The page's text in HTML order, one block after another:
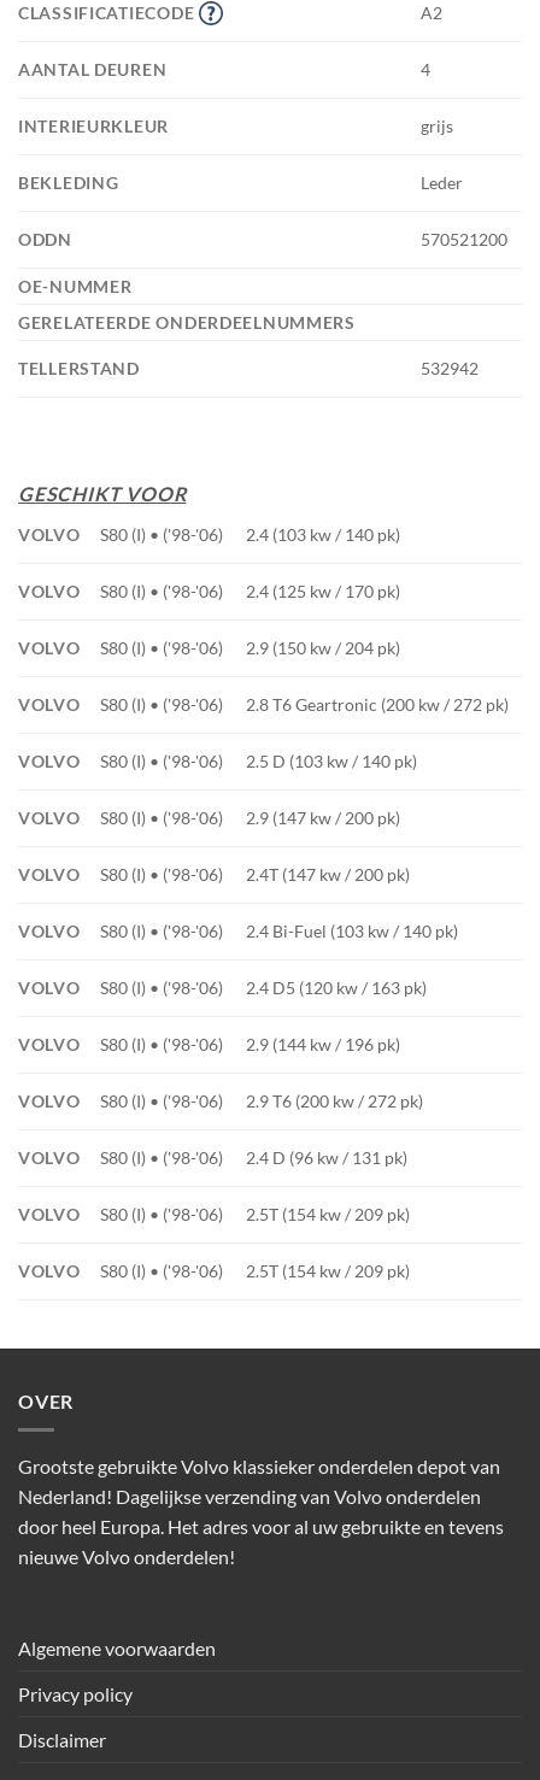
CLASSIFICATIECODE A2
AANTAL DEUREN 4
INTERIEURKLEUR grijs
BEKLEDING Leder
ODDN 570521200
OE-NUMMER
GERELATEERDE ONDERDEELNUMMERS
TELLERSTAND 532942
GESCHIKT VOOR
VOLVO S80 (I) • ('98-'06) 2.4 (103 kw / 140 pk)
VOLVO S80 (I) • ('98-'06) 2.4 (125 kw / 170 pk)
VOLVO S80 (I) • ('98-'06) 2.9 (150 kw / 204 pk)
VOLVO S80 (I) • ('98-'06) 2.8 T6 Geartronic (200 kw / 272 pk)
VOLVO S80 (I) • ('98-'06) 2.5 D (103 kw / 140 pk)
VOLVO S80 (I) • ('98-'06) 2.9 (147 kw / 200 pk)
VOLVO S80 (I) • ('98-'06) 2.4T (147 kw / 200 pk)
VOLVO S80 (I) • ('98-'06) 2.4 Bi-Fuel (103 kw / 140 pk)
VOLVO S80 (I) • ('98-'06) 2.4 D5 (120 kw / 163 pk)
VOLVO S80 (I) • ('98-'06) 2.9 (144 kw / 196 pk)
VOLVO S80 (I) • ('98-'06) 2.9 T6 (200 kw / 272 pk)
VOLVO S80 (I) • ('98-'06) 2.4 D (96 kw / 131 pk)
VOLVO S80 (I) • ('98-'06) 2.5T (154 kw / 209 pk)
VOLVO S80 (I) • ('98-'06) 2.5T (154 kw / 209 pk)
OVER
Grootste gebruikte Volvo klassieker onderdelen depot van
Nederland! Dagelijkse verzending van Volvo onderdelen
door heel Europa. Het adres voor al uw gebruikte en tevens
nieuwe Volvo onderdelen!
Algemene voorwaarden
Privacy policy
Disclaimer